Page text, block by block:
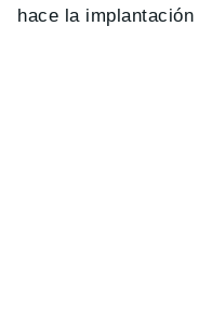
hace la